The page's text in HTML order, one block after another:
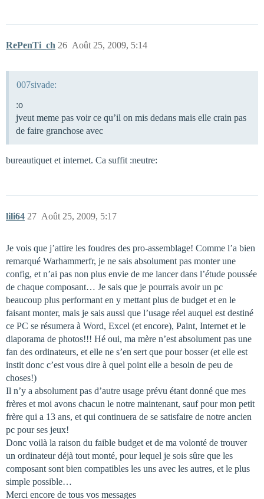
RePenTi_ch Août 25, 2009, 5:14
26
007sivade:
:o
jveut meme pas voir ce qu’il on mis dedans mais elle crain pas
de faire granchose avec
bureautiquet et internet. Ca suffit :neutre:
lili64 Août 25, 2009, 5:17
27
Je vois que j’attire les foudres des pro-assemblage! Comme l’a bien
remarqué Warhammerfr, je ne sais absolument pas monter une
config, et n’ai pas non plus envie de me lancer dans l’étude poussée
de chaque composant… Je sais que je pourrais avoir un pc
beaucoup plus performant en y mettant plus de budget et en le
faisant monter, mais je sais aussi que l’usage réel auquel est destiné
ce PC se résumera à Word, Excel (et encore), Paint, Internet et le
diaporama de photos!!! Hé oui, ma mère n’est absolument pas une
fan des ordinateurs, et elle ne s’en sert que pour bosser (et elle est
instit donc c’est vous dire à quel point elle a besoin de peu de
choses!)
Il n’y a absolument pas d’autre usage prévu étant donné que mes
frères et moi avons chacun le notre maintenant, sauf pour mon petit
frère qui a 13 ans, et qui continuera de se satisfaire de notre ancien
pc pour ses jeux!
Donc voilà la raison du faible budget et de ma volonté de trouver
un ordinateur déjà tout monté, pour lequel je sois sûre que les
composant sont bien compatibles les uns avec les autres, et le plus
simple possible…
Merci encore de tous vos messages